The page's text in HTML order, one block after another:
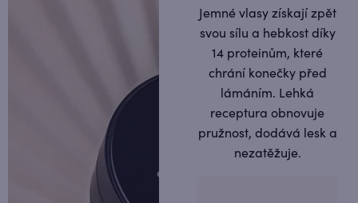
Jemné vlasy získají zpět
svou sílu a hebkost díky
14 proteinům, které
chrání konečky před
lámáním. Lehká
receptura obnovuje
pružnost, dodává lesk a
nezatěžuje.